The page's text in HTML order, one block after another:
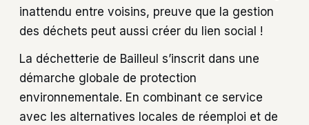
inattendu entre voisins, preuve que la gestion
des déchets peut aussi créer du lien social !
La déchetterie de Bailleul s’inscrit dans une
démarche globale de protection
environnementale. En combinant ce service
avec les alternatives locales de réemploi et de